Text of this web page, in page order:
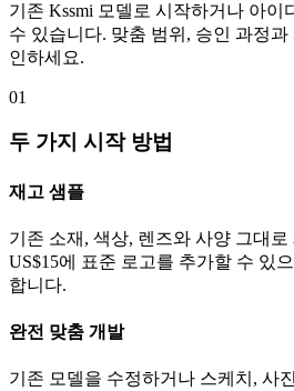
기존 Kssmi 모델로 시작하거나 아이
수 있습니다. 맞춤 범위, 승인 과정
인하세요.
01
두 가지 시작 방법
재고 샘플
기존 소재, 색상, 렌즈와 사양 그대
US$15에 표준 로고를 추가할 수 있
합니다.
완전 맞춤 개발
기존 모델을 수정하거나 스케치, 사